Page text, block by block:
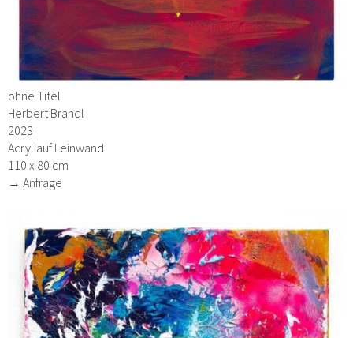
ohne Titel
Herbert Brandl
2023
Acryl auf Leinwand
110 x 80 cm
→ Anfrage